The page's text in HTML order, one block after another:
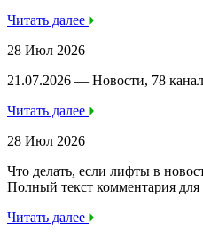
Читать далее
28 Июл 2026
21.07.2026 — Новости, 78
Читать далее
28 Июл 2026
Что делать, если лифты в
Полный текст комментария
Читать далее